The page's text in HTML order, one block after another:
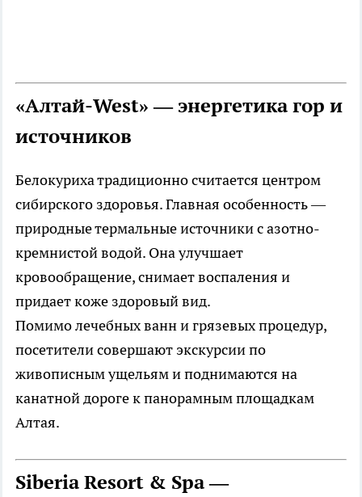
«Алтай-West» — энергетика гор и
источников
Белокуриха традиционно считается центром
сибирского здоровья. Главная особенность —
природные термальные источники с азотно-
кремнистой водой. Она улучшает
кровообращение, снимает воспаления и
придает коже здоровый вид.
Помимо лечебных ванн и грязевых процедур,
посетители совершают экскурсии по
живописным ущельям и поднимаются на
канатной дороге к панорамным площадкам
Алтая.
Siberia Resort & Spa —